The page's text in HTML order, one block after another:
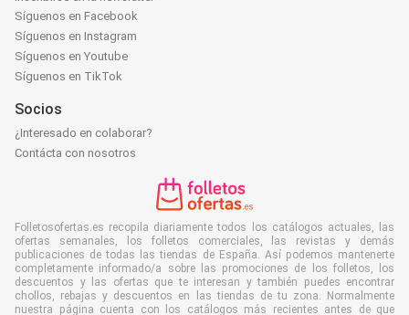
Síguenos en Facebook
Síguenos en Instagram
Síguenos en Youtube
Síguenos en TikTok
Socios
¿Interesado en colaborar?
Contácta con nosotros
Folletosofertas.es recopila diariamente todos los catálogos actuales, las
ofertas semanales, los folletos comerciales, las revistas y demás
publicaciones de todas las tiendas de España. Así podemos mantenerte
completamente informado/a sobre las promociones de los folletos, los
descuentos y las ofertas que te interesan y también puedes encontrar
chollos, rebajas y descuentos en las tiendas de tu zona. Normalmente
nuestra página cuenta con los catálogos más recientes antes de que